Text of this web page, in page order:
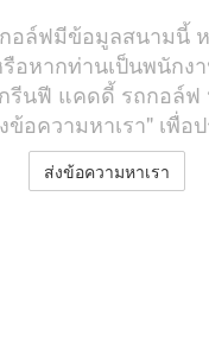
อล์ฟมีข้อมูลสนามนี้
อหากท่านเป็นพนักง
รีนฟี แคดดี้ รถกอล์ฟ
ข้อความหาเรา" เพื่อ
ส่งข้อความหาเรา